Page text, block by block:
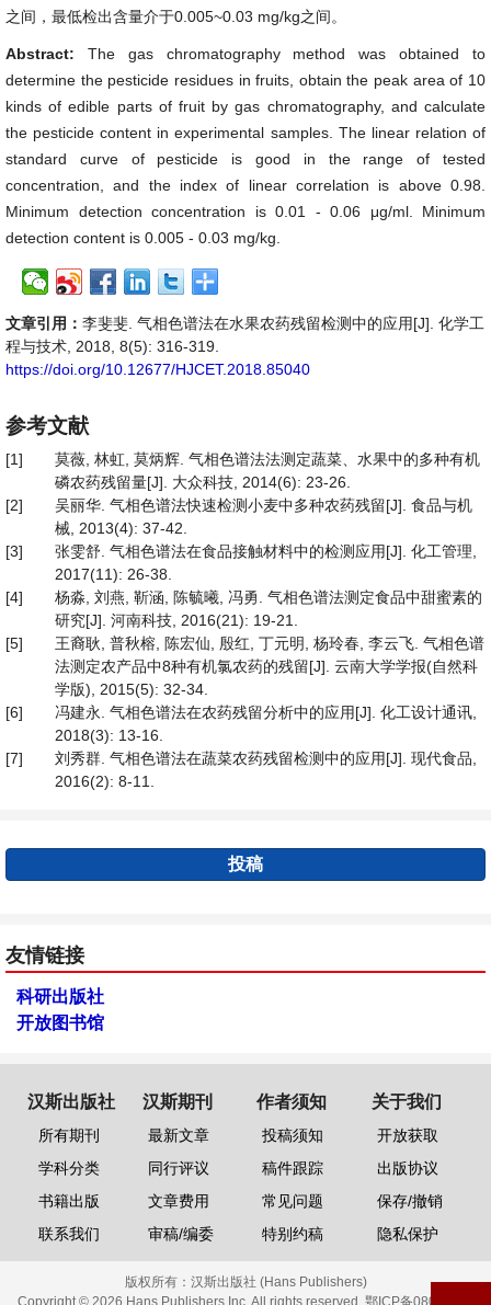
之间，最低检出含量介于0.005~0.03 mg/kg之间。
Abstract: The gas chromatography method was obtained to
determine the pesticide residues in fruits, obtain the peak area of 10
kinds of edible parts of fruit by gas chromatography, and calculate
the pesticide content in experimental samples. The linear relation of
standard curve of pesticide is good in the range of tested
concentration, and the index of linear correlation is above 0.98.
Minimum detection concentration is 0.01 - 0.06 μg/ml. Minimum
detection content is 0.005 - 0.03 mg/kg.
文章引用： 李斐斐. 气相色谱法在水果农药残留检测中的应用[J]. 化学工
程与技术, 2018, 8(5): 316-319.
https://doi.org/10.12677/HJCET.2018.85040
参考文献
[1]
莫薇, 林虹, 莫炳辉. 气相色谱法法测定蔬菜、水果中的多种有机
磷农药残留量[J]. 大众科技, 2014(6): 23-26.
[2]
吴丽华. 气相色谱法快速检测小麦中多种农药残留[J]. 食品与机
械, 2013(4): 37-42.
[3]
张雯舒. 气相色谱法在食品接触材料中的检测应用[J]. 化工管理,
2017(11): 26-38.
[4]
杨淼, 刘燕, 靳涵, 陈毓曦, 冯勇. 气相色谱法测定食品中甜蜜素的
研究[J]. 河南科技, 2016(21): 19-21.
[5]
王裔耿, 普秋榕, 陈宏仙, 殷红, 丁元明, 杨玲春, 李云飞. 气相色谱
法测定农产品中8种有机氯农药的残留[J]. 云南大学学报(自然科
学版), 2015(5): 32-34.
[6]
冯建永. 气相色谱法在农药残留分析中的应用[J]. 化工设计通讯,
2018(3): 13-16.
[7]
刘秀群. 气相色谱法在蔬菜农药残留检测中的应用[J]. 现代食品,
2016(2): 8-11.
投稿
友情链接
科研出版社
开放图书馆
汉斯出版社
所有期刊
学科分类
书籍出版
联系我们
汉斯期刊
最新文章
同行评议
文章费用
审稿/编委
作者须知
投稿须知
稿件跟踪
常见问题
特别约稿
关于我们
开放获取
出版协议
保存/撤销
隐私保护
版权所有： 汉斯出版社 (Hans Publishers)
Copyright © 2026 Hans Publishers Inc. All rights reserved. 鄂ICP备08006613